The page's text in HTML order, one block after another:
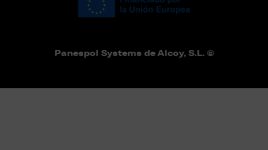
Panespol Systems de Alcoy, S.L. ©